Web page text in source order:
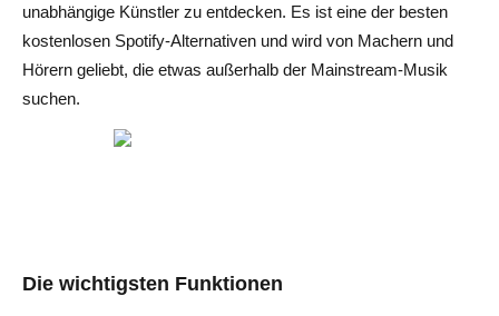
unabhängige Künstler zu entdecken. Es ist eine der besten
kostenlosen Spotify-Alternativen und wird von Machern und
Hörern geliebt, die etwas außerhalb der Mainstream-Musik
suchen.
Die wichtigsten Funktionen